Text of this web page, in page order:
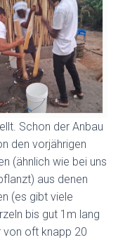
Schon der Anbau
den vorjährigen
(ähnlich wie bei uns
aus denen
(es gibt viele
bis gut 1m lang
von oft knapp 20